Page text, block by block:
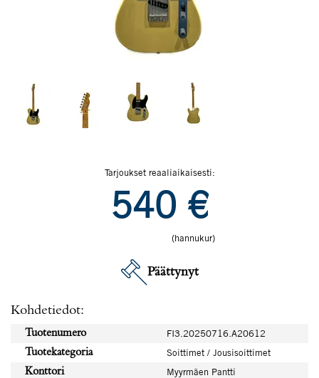
Tarjoukset reaaliaikaisesti:
540 €
(hannukur)
Päättynyt
Kohdetiedot:
Tuotenumero
FI3.20250716.A20612
Tuotekategoria
Soittimet / Jousisoittimet
Konttori
Myyrmäen Pantti